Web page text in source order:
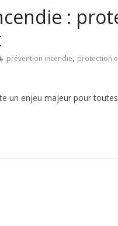
:
prévention incendie, protection
un enjeu majeur pour